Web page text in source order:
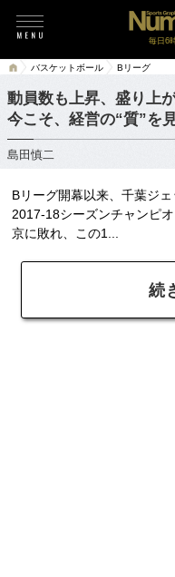
毎日6
バスケットボール Bリーグ
動員数も上昇、盛り上
今こそ、経営の“質”を
島田慎二
Bリーグ開幕以来、千葉ジ
2017-18シーズンチャンピ
京に敗れ、この1...
続